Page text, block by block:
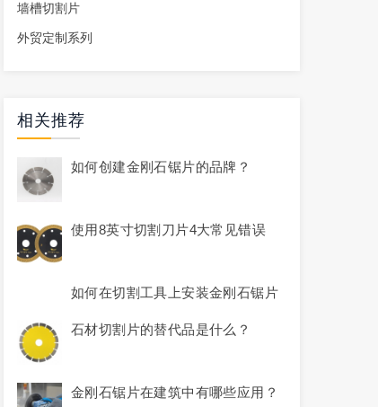
墙槽切割片
外贸定制系列
相关推荐
如何创建金刚石锯片的品牌？
使用8英寸切割刀片4大常见错误
如何在切割工具上安装金刚石锯片
石材切割片的替代品是什么？
金刚石锯片在建筑中有哪些应用？